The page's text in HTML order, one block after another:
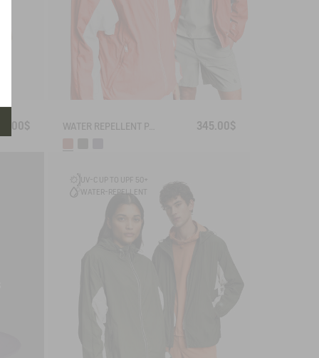
180.00$ 345.00$
UV-C UP TO UPF 50+
WATER-REPELLENT